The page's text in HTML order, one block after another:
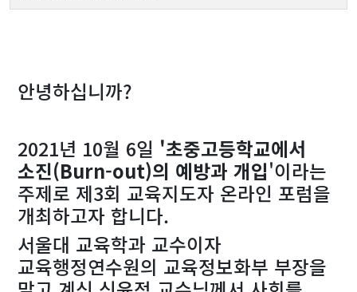
안녕하십니까?
2021년 10월 6일 '초중고등학교에서
소진(Burn-out)의 예방과 개입'이라는
주제로 제3회 교육지도자 온라인 포럼을
개최하고자 합니다.
서울대 교육학과 교수이자
교육행정연수원의 교육정보화부 부장을